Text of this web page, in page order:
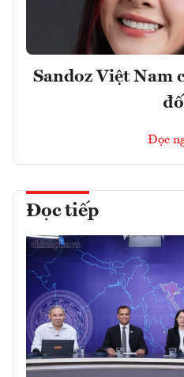
Sandoz Việt Nam
Đọc
Đọc tiếp